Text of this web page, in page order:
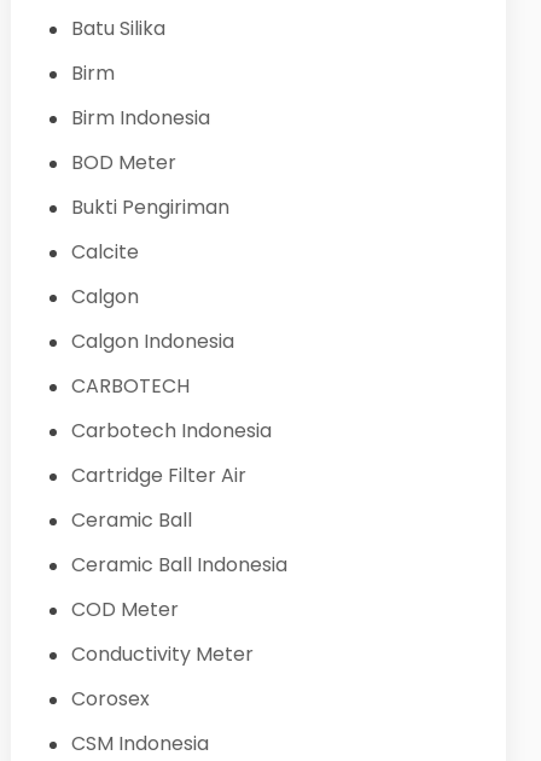
Batu Silika
Birm
Birm Indonesia
BOD Meter
Bukti Pengiriman
Calcite
Calgon
Calgon Indonesia
CARBOTECH
Carbotech Indonesia
Cartridge Filter Air
Ceramic Ball
Ceramic Ball Indonesia
COD Meter
Conductivity Meter
Corosex
CSM Indonesia